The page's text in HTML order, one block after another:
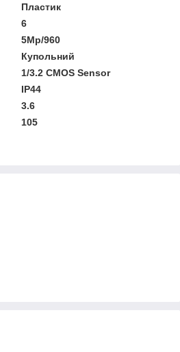
Пластик
6
5Мр/960
Купольний
1/3.2 CMOS Sensor
IP44
3.6
105